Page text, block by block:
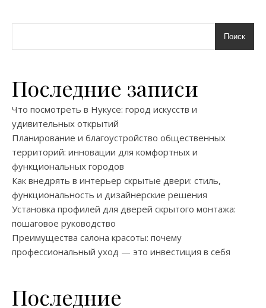
Поиск
Последние записи
Что посмотреть в Нукусе: город искусств и
удивительных открытий
Планирование и благоустройство общественных
территорий: инновации для комфортных и
функциональных городов
Как внедрять в интерьер скрытые двери: стиль,
функциональность и дизайнерские решения
Установка профилей для дверей скрытого монтажа:
пошаговое руководство
Преимущества салона красоты: почему
профессиональный уход — это инвестиция в себя
Последние